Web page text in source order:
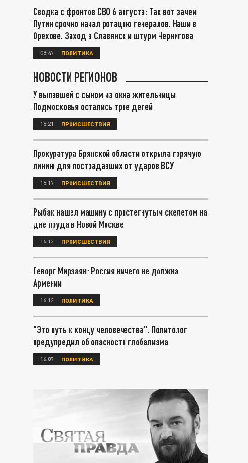
Сводка с фронтов СВО 6 августа: Так вот зачем
Путин срочно начал ротацию генералов. Наши в
Орехове. Заход в Славянск и штурм Чернигова
08:47 ПОЛИТИКА
НОВОСТИ РЕГИОНОВ
У выпавшей с сыном из окна жительницы
Подмосковья остались трое детей
16:21 ПРОИСШЕСТВИЯ
Прокуратура Брянской области открыла горячую
линию для пострадавших от ударов ВСУ
16:17 ПРОИСШЕСТВИЯ
Рыбак нашел машину с пристегнутым скелетом на
дне пруда в Новой Москве
16:12 ПРОИСШЕСТВИЯ
Геворг Мирзаян: Россия ничего не должна
Армении
16:12 ПОЛИТИКА
"Это путь к концу человечества". Политолог
предупредил об опасности глобализма
16:07 ПОЛИТИКА